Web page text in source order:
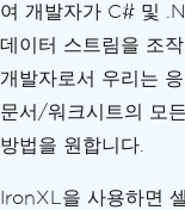
여 개발자가 C# 및
데이터 스트림을 조
개발자로서 우리는
문서/워크시트의 모
방법을 원합니다.
IronXL을 사용하면